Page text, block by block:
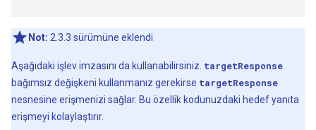
Not: 2.3.3 sürümüne eklendi
Aşağıdaki işlev imzasını da kullanabilirsiniz. targetResponse
bağımsız değişkeni kullanmanız gerekirse targetResponse
nesnesine erişmenizi sağlar. Bu özellik kodunuzdaki hedef yanıta
erişmeyi kolaylaştırır.